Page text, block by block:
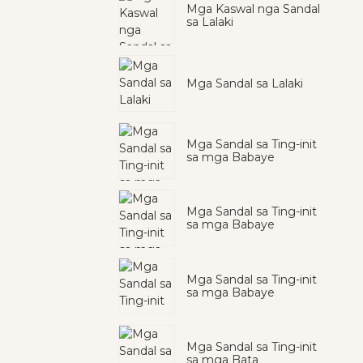
Mga Kaswal nga Sandal
sa Lalaki
Mga Sandal sa Lalaki
Mga Sandal sa Ting-init
sa mga Babaye
Mga Sandal sa Ting-init
sa mga Babaye
Mga Sandal sa Ting-init
sa mga Babaye
Mga Sandal sa Ting-init
sa mga Bata